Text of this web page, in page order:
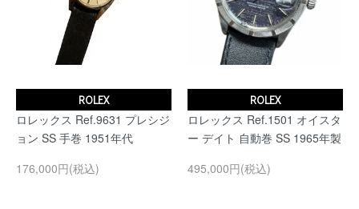
ROLEX
ロレックス Ref.9631 プレシジ
ョン SS 手巻 1951年代
176,000円(税込)
ROLEX
ロレックス Ref.1501 オイスタ
ー デイト 自動巻 SS 1965年製
495,000円(税込)